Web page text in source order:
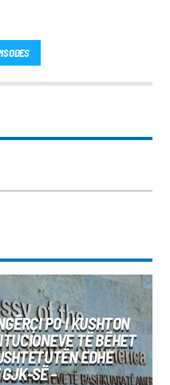
PO I KUSHTON
TË BËHET
EDHE
SË –